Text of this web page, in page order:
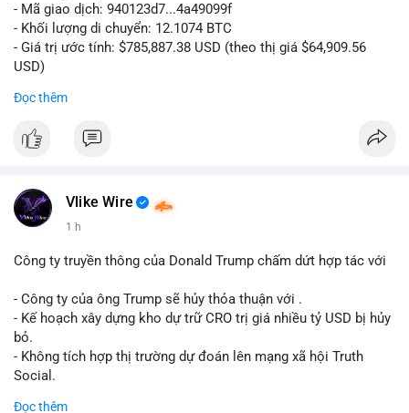
- Mã giao dịch: 940123d7...4a49099f
- Khối lượng di chuyển: 12.1074 BTC
- Giá trị ước tính: $785,887.38 USD (theo thị giá $64,909.56
USD)
Khối lượng 12.1 BTC tương đương gần 786 nghìn USD được di
Động thái này có thể là bước chuẩn bị thanh khoản để bán ra,
hoặc tái phân bổ tài sản giữa các ví nóng nhằm tối ưu phí giao
thấy cá voi đang thăm dò thanh khoản thị trường trước khi có
Lời khuyên cho nhà đầu tư nhỏ lẻ: Theo dõi xác nhận giao dịch
và dòng tiền tiếp theo từ ví nguồn. Khối lượng này chưa đủ tạo
áp lực bán mạnh, nhưng nếu xuất hiện thêm 2-3 giao dịch
tương tự trong 24 giờ tới, khả năng cao là sóng điều chỉnh
Đọc thêm
Vlike Wire
1 h
Công ty truyền thông của Donald Trump chấm dứt hợp tác với
- Công ty của ông Trump sẽ hủy thỏa thuận với .
- Kế hoạch xây dựng kho dự trữ CRO trị giá nhiều tỷ USD bị hủy
bỏ.
- Không tích hợp thị trường dự đoán lên mạng xã hội Truth
Social.
Đọc thêm